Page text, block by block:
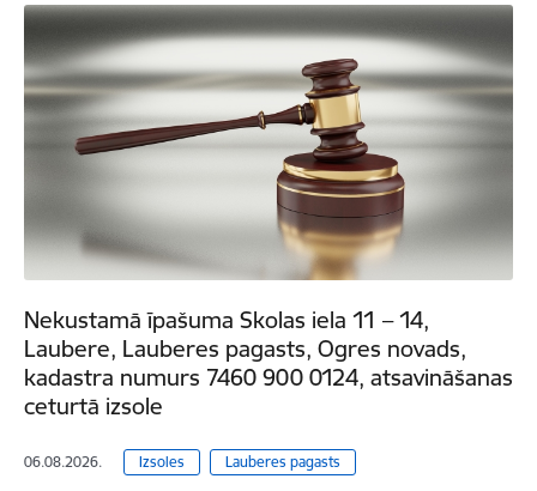
Nekustamā īpašuma Skolas iela 11 – 14,
Laubere, Lauberes pagasts, Ogres novads,
kadastra numurs 7460 900 0124, atsavināšanas
ceturtā izsole
06.08.2026. Izsoles Lauberes pagasts